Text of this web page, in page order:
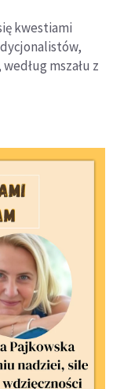
kwestiami
mszału z